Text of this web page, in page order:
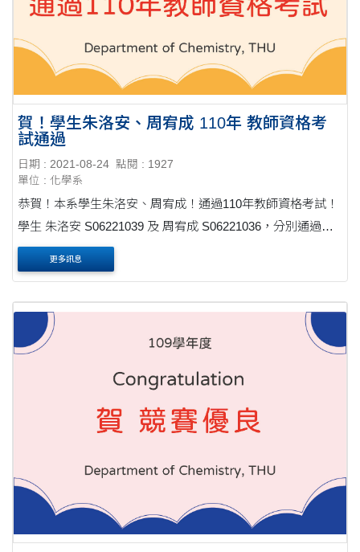
賀！學生朱洛安、周宥成 110年 教師資格考
試通過
日期 : 2021-08-24 點閱 : 1927
單位 : 化學系
恭賀！本系學生朱洛安、周宥成！通過110年教師資格考試！
學生 朱洛安 S06221039 及 周宥成 S06221036，分別通過
「110年度高級中等以下學校及幼兒園教師資格考試－中等學
校類科榜單」 詳細通過榜單，請查詢國立台北教育....
更多訊息